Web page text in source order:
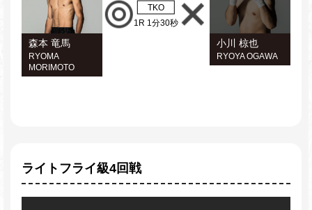
森本 竜馬
RYOMA
MORIMOTO
TKO
1R 1分30秒
小川 椋也
RYOYA OGAWA
ライトフライ級4回戦